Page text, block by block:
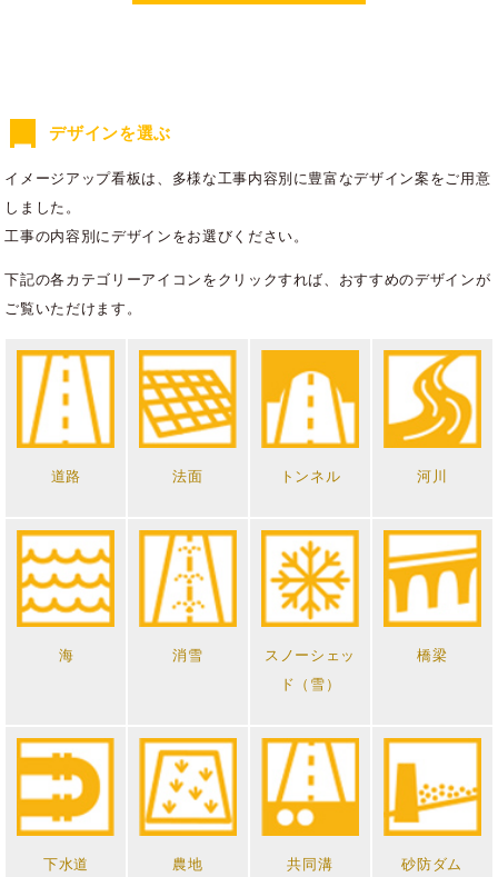
デザインを選ぶ
イメージアップ看板は、多様な工事内容別に豊富なデザイン案をご用意
しました。
工事の内容別にデザインをお選びください。
下記の各カテゴリーアイコンをクリックすれば、おすすめのデザインが
ご覧いただけます。
道路 法面 トンネル 河川
海 消雪
スノーシェッ
ド（雪）
橋梁
下水道 農地 共同溝 砂防ダム